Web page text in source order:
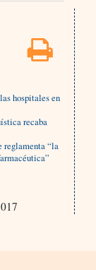
hospitales en
recaba
reglamenta “la